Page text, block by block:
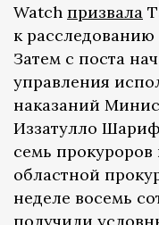
Watch призвала
к
Затем с поста
управления
наказаний
Иззатулло
семь
областной
неделе восемь
получили